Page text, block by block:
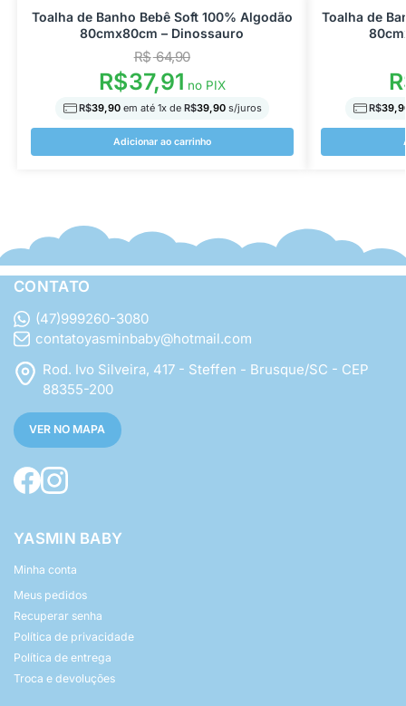
Toalha de Banho Bebê Soft 100% Algodão
80cmx80cm – Dinossauro
R$64,90
R$37,91 no PIX
R$39,90 em até 1x de R$39,90s/juros
Adicionar ao carrinho
Toalha de
R$
CONTATO
(47)999260-3080
contatoyasminbaby@hotmail.com
Rod. Ivo Silveira, 417 - Steffen - Brusque/SC - CEP
88355-200
VER NO MAPA
YASMIN BABY
Minha conta
Meus pedidos
Recuperar senha
Política de privacidade
Política de entrega
Troca e devoluções